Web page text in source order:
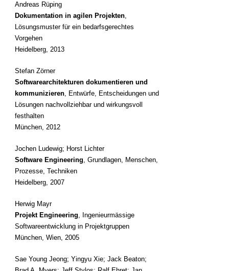
Andreas Rüping
Dokumentation in agilen Projekten,
Lösungsmuster für ein bedarfsgerechtes
Vorgehen
Heidelberg, 2013
Stefan Zörner
Softwarearchitekturen dokumentieren und
kommunizieren, Entwürfe, Entscheidungen und
Lösungen nachvollziehbar und wirkungsvoll
festhalten
München, 2012
Jochen Ludewig; Horst Lichter
Software Engineering, Grundlagen, Menschen,
Prozesse, Techniken
Heidelberg, 2007
Herwig Mayr
Projekt Engineering, Ingenieurmässige
Softwareentwicklung in Projektgruppen
München, Wien, 2005
Sae Young Jeong; Yingyu Xie; Jack Beaton;